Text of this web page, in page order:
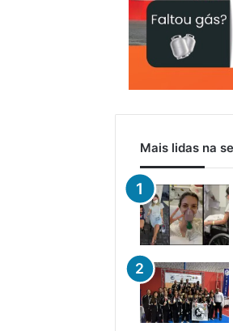
Mais lidas na